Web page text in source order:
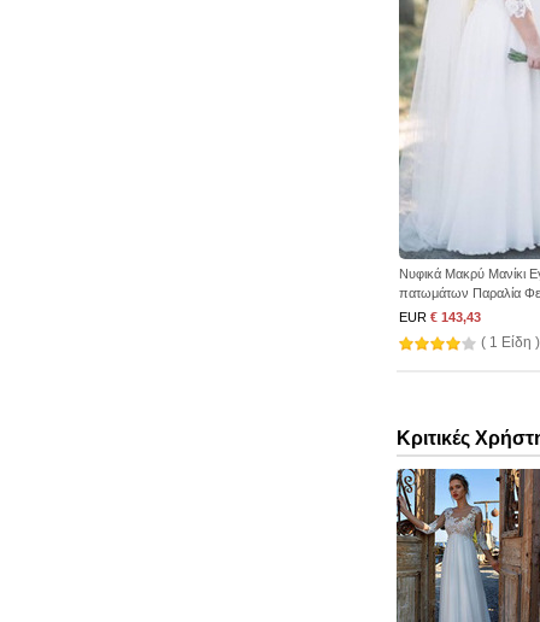
Νυφικά Μακρύ Μανίκι
πατωμάτων Παραλία
EUR € 143,43
( 1 Είδη )
Κριτικές